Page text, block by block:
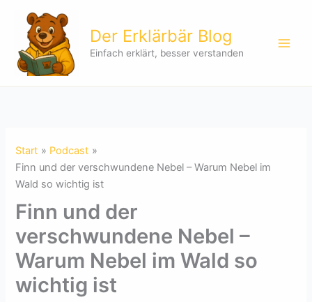
springen
Der Erklärbär Blog
Einfach erklärt, besser verstanden
Start
Podcast
Finn und der verschwundene Nebel – Warum Nebel im
Wald so wichtig ist
Finn und der
verschwundene Nebel –
Warum Nebel im Wald so
wichtig ist